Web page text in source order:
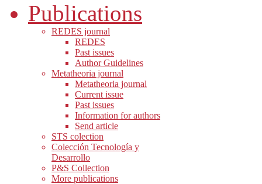
Publications
REDES journal
REDES
Past issues
Author Guidelines
Metatheoria journal
Metatheoria journal
Current issue
Past issues
Information for authors
Send article
STS colection
Colección Tecnología y
Desarrollo
P&S Collection
More publications